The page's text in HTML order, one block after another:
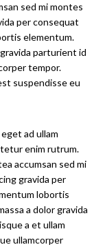
sed mi montes
per consequat
elementum.
parturient id
tempor.
suspendisse eu
ad ullam
enim rutrum.
accumsan sed mi
gravida per
lobortis
a dolor gravida
a et ullam
ullamcorper